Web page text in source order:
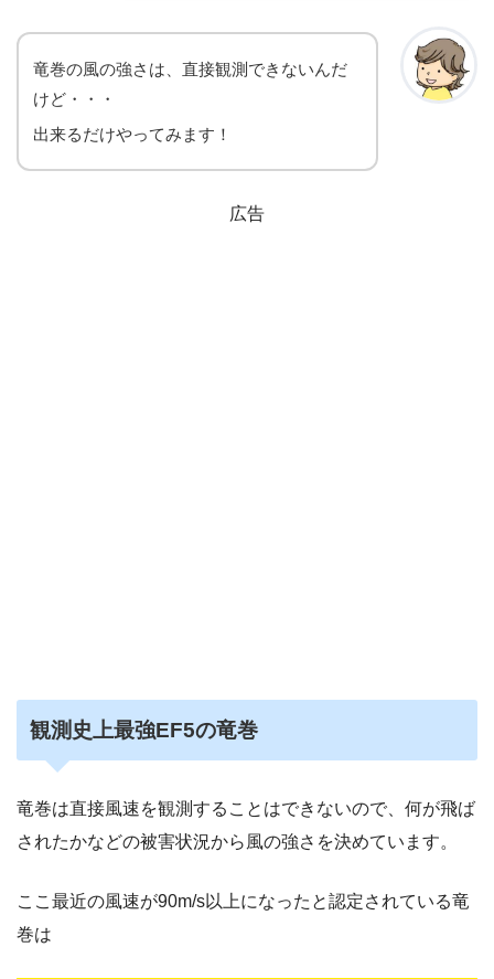
竜巻の風の強さは、直接観測できないんだ
けど・・・
出来るだけやってみます！
広告
観測史上最強EF5の竜巻
竜巻は直接風速を観測することはできないので、何が飛ば
されたかなどの被害状況から風の強さを決めています。
ここ最近の風速が90m/s以上になったと認定されている竜
巻は